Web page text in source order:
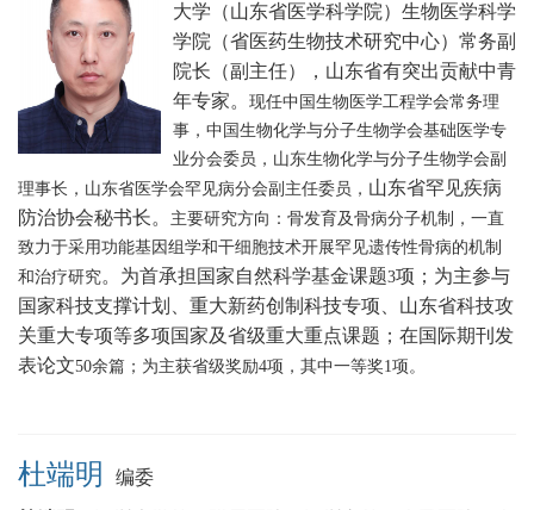
大学（山东省医学科学院）生物医学科学
学院（省医药生物技术研究中心）常务副
院长（副主任），山东省有突出贡献中青
年专家。 现任中国生物医学工程学会常务理
事，中国生物化学与分子生物学会基础医学专
业分会委员，山东生物化学与分子生物学会副
理事长，山东省医学会罕见病分会副主任委员， 山东省罕见疾病
防治协会秘书长。
主要研究方向：骨发育及骨病分子机制，一直
致力于采用功能基因组学和干细胞技术开展罕见遗传性骨病的机制
和治疗研究。为首承担国家自然科学基金课题3项；为主参与
国家科技支撑计划、重大新药创制科技专项、山东省科技攻
关重大专项等多项国家及省级重大重点课题 ；在国际期刊发
表论文50余篇；为主获省级奖励4项，其中一等奖1项。
杜端明 编委